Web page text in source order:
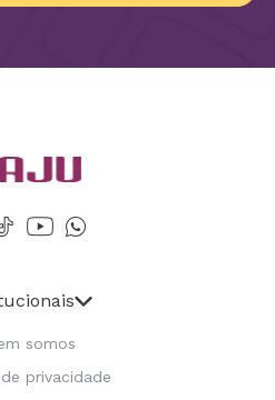
somos
privacidade